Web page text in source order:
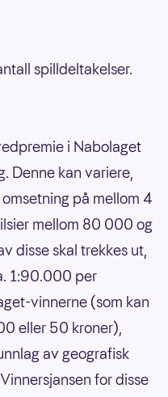
spilldeltakelser.
i Nabolaget
Denne kan variere,
på mellom 4
mellom 80 000 og
disse skal trekkes ut,
1:90.000 per
vinnerne (som kan
eller 50 kroner),
av geografisk
for disse